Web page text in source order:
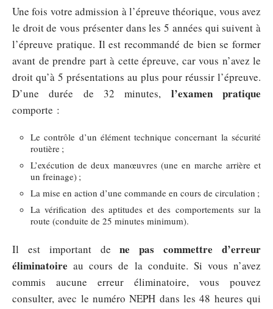
Une fois votre admission à l’épreuve théorique, vous avez
le droit de vous présenter dans les 5 années qui suivent à
l’épreuve pratique. Il est recommandé de bien se former
avant de prendre part à cette épreuve, car vous n’avez le
droit qu’à 5 présentations au plus pour réussir l’épreuve.
D’une durée de 32 minutes, l’examen pratique
comporte :
Le contrôle d’un élément technique concernant la sécurité
routière ;
L’exécution de deux manœuvres (une en marche arrière et
un freinage) ;
La mise en action d’une commande en cours de circulation ;
La vérification des aptitudes et des comportements sur la
route (conduite de 25 minutes minimum).
Il est important dene pas commettre d’erreur
éliminatoire au cours de la conduite. Si vous n’avez
commis aucune erreur éliminatoire, vous pouvez
consulter, avec le numéro NEPH dans les 48 heures qui